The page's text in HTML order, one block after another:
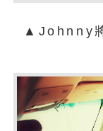
▲Johnny